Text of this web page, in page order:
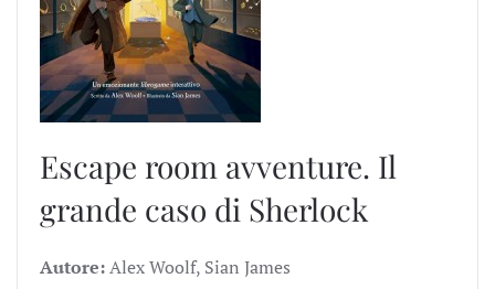
Escape room avventure. Il
grande caso di Sherlock
Autore:Alex Woolf, Sian James